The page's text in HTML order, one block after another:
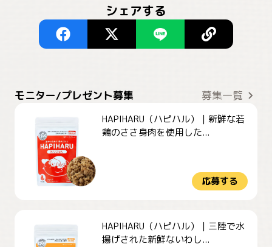
シェアする
モニター/プレゼント募集 募集一覧
HAPIHARU（ハピハル）｜新鮮な若
鶏のささ身肉を使用した...
応募する
HAPIHARU（ハピハル）｜三陸で水
揚げされた新鮮ないわし...